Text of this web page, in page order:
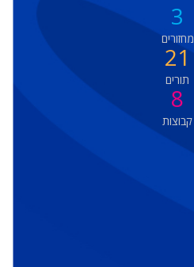
3
מחזורים
21
תורים
8
קבוצות